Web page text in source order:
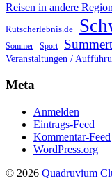
Reisen in andere
Rutscherlebnis.de
Sommer
Sport
Veranstaltungen /
Meta
Anmelden
Eintrags-Feed
Kommentar-Feed
WordPress.org
© 2026 Quadruvium